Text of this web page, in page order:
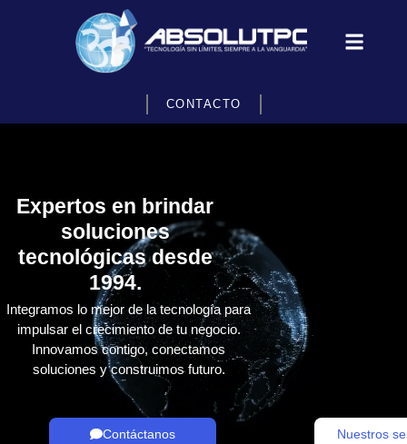
CONTACTO
Expertos en brindar
soluciones
tecnológicas desde
1994.
Integramos lo mejor de la tecnología para
impulsar el crecimiento de tu negocio.
Innovamos contigo, conectamos
soluciones y construimos futuro.
Contáctanos Nuestros